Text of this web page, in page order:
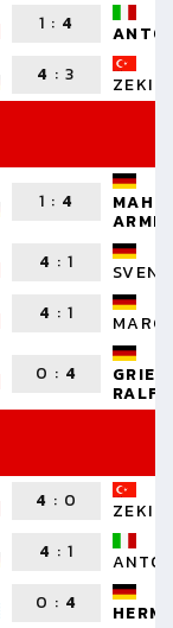
1 : 4
4 :3
ZEKI
1 : 4
ARMIN
4 : 1
4 : 1
0 : 4
RALF
4 : 0
ZEKI
4 : 1
0 : 4